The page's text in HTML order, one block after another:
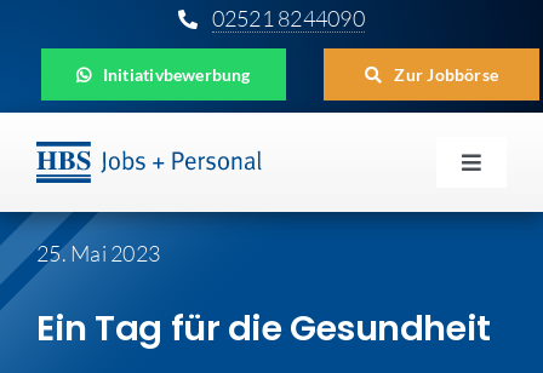
Inhalt
springen
02521 8244090
Initiativbewerbung Zur Jobbörse
Toggle
Für Unternehmen
Für Schüler
25. Mai 2023
Ein Tag für die Gesundheit